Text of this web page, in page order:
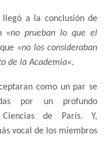
llegó a la conclusión de
«no prueban lo que el
«no los consideraban
de la Academia«.
como un par se
por un profundo
de París. Y,
vocal de los miembros